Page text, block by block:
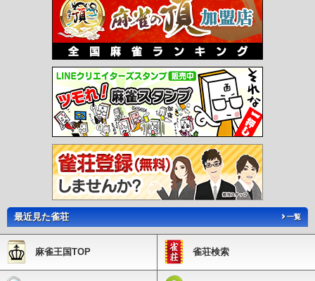
最近見た雀荘 一覧
麻雀王国TOP 雀荘検索